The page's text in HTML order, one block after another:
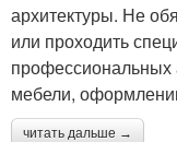
архитектуры. Не
или проходить
профессиональных
мебели,
читать дальше →